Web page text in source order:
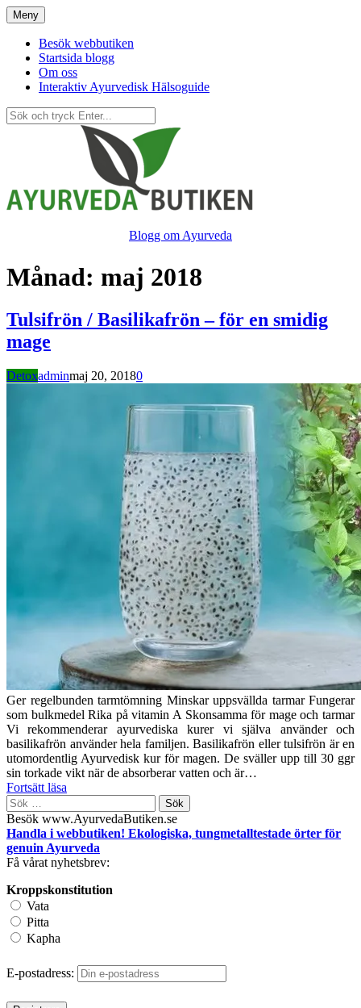
Hoppa
till
innehåll
Meny
Besök webbutiken
Startsida blogg
Om oss
Interaktiv Ayurvedisk Hälsoguide
Blogg om Ayurveda
Månad: maj 2018
Tulsifrön / Basilikafrön – för en smidig
mage
Detoxadminmaj 20, 20180
Ger regelbunden tarmtömning Minskar uppsvällda tarmar Fungerar
som bulkmedel Rika på vitamin A Skonsamma för mage och tarmar
Vi rekommenderar ayurvediska kurer vi själva använder och
basilikafrön använder hela familjen. Basilikafrön eller tulsifrön är en
utomordentlig Ayurvedisk kur för magen. De sväller upp till 30 ggr
sin torkade vikt när de absorberar vatten och är…
Fortsätt läsa
Sök
efter:
Besök www.AyurvedaButiken.se
Handla i webbutiken! Ekologiska, tungmetalltestade örter för
genuin Ayurveda
Få vårat nyhetsbrev:
Kroppskonstitution
Vata
Pitta
Kapha
E-postadress: